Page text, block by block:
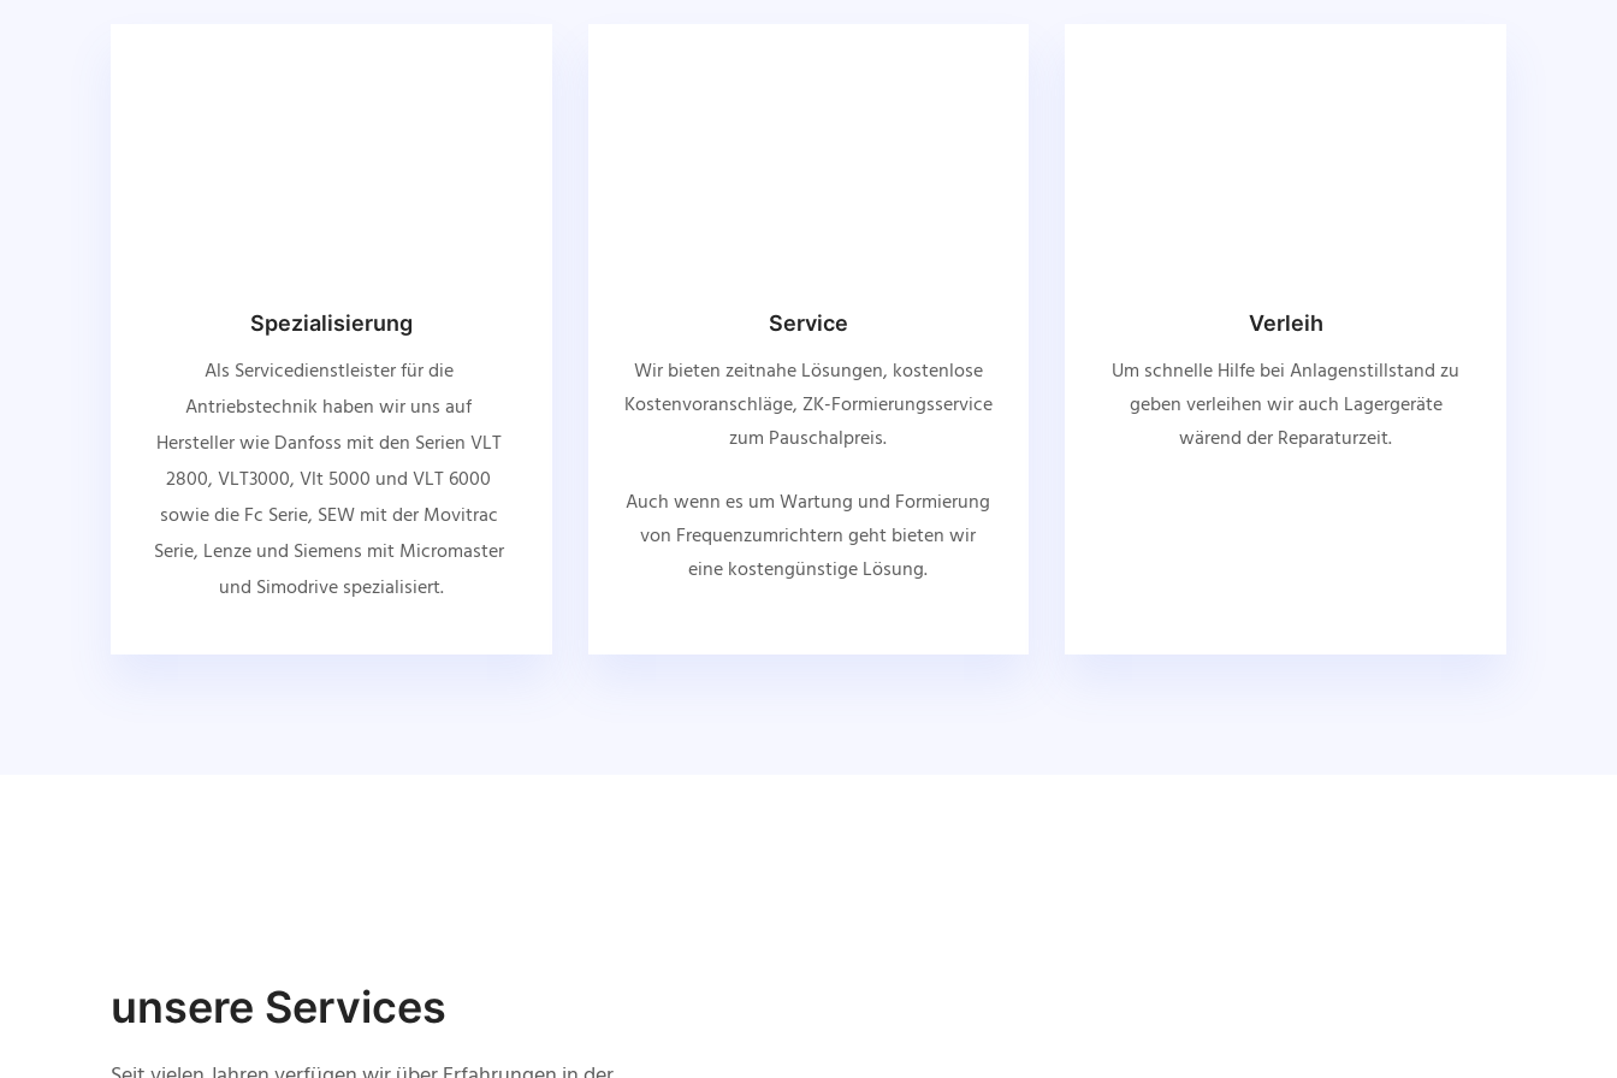
Spezialisierung
Als Servicedienstleister für die
Antriebstechnik haben wir uns auf
Hersteller wie Danfoss mit den Serien VLT
2800, VLT3000, Vlt 5000 und VLT 6000
sowie die Fc Serie, SEW mit der Movitrac
Serie, Lenze und Siemens mit Micromaster
und Simodrive spezialisiert.
Service
Wir bieten zeitnahe Lösungen, kostenlose
Kostenvoranschläge, ZK-Formierungsservice
zum Pauschalpreis.
Auch wenn es um Wartung und Formierung
von Frequenzumrichtern geht bieten wir
eine kostengünstige Lösung.
Verleih
Um schnelle Hilfe bei Anlagenstillstand zu
geben verleihen wir auch Lagergeräte
wärend der Reparaturzeit.
unsere Services